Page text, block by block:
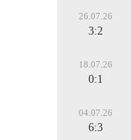
26.07.26
3:2
18.07.26
0:1
04.07.26
6:3